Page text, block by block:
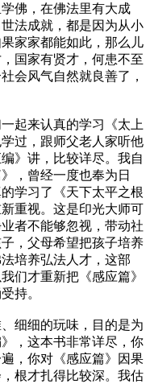
佛，在佛法里有大成
法成就，都是因为从小
家家都能如此，那么儿
国家有贤才，何患不至
会风气自然就良善了，
起来认真的学习《太上
过，跟师父老人家听他
》讲，比较详尽。我自
，曾经一度也奉为日
学习了《天下太平之根
重视。这是印光大师可
者不能够忽视，带动社
，父母希望把孩子培养
培养弘法人才，这部
们才重新把《感应篇》
持。
细细的玩味，目的是为
，这本书非常详尽，你
，你对《感应篇》因果
根才扎得比较深。我估